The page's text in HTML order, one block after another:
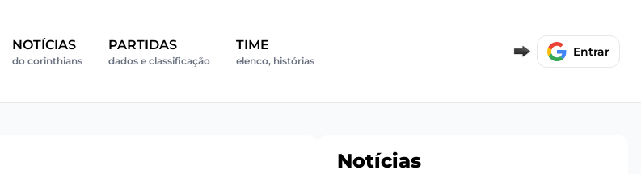
NOTÍCIAS
do corinthians
PARTIDAS
dados e classificação
TIME
elenco, histórias
Entrar
Notícias